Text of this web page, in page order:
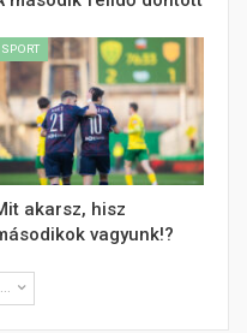
SPORT
akarsz, hisz
vagyunk!?